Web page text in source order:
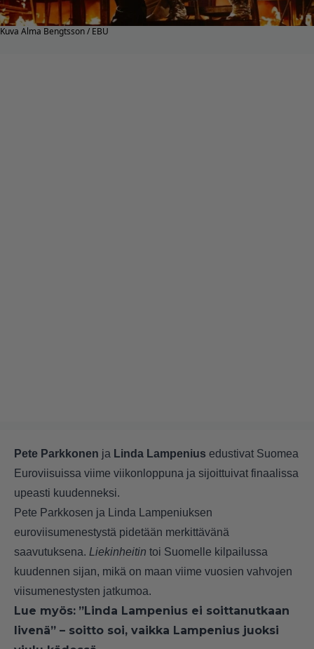
Kuva Alma Bengtsson / EBU
Pete Parkkonen ja Linda Lampenius edustivat Suomea
Euroviisuissa viime viikonloppuna ja sijoittuivat finaalissa
upeasti kuudenneksi.
Pete Parkkosen ja Linda Lampeniuksen
euroviisumenestystä pidetään merkittävänä
saavutuksena. Liekinheitin toi Suomelle kilpailussa
kuudennen sijan, mikä on maan viime vuosien vahvojen
viisumenestysten jatkumoa.
Lue myös: ”Linda Lampenius ei soittanutkaan
livenä” – soitto soi, vaikka Lampenius juoksi